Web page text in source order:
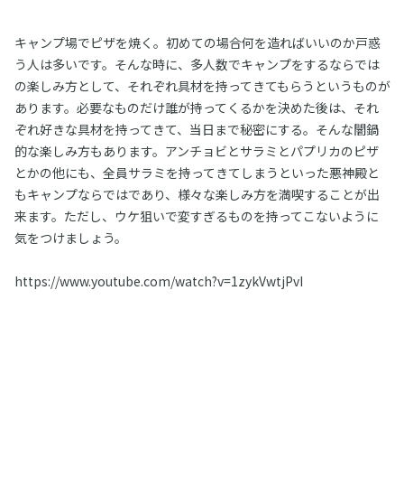
キャンプ場でピザを焼く。初めての場合何を造ればいいのか戸惑
う人は多いです。そんな時に、多人数でキャンプをするならでは
の楽しみ方として、それぞれ具材を持ってきてもらうというものが
あります。必要なものだけ誰が持ってくるかを決めた後は、それ
ぞれ好きな具材を持ってきて、当日まで秘密にする。そんな闇鍋
的な楽しみ方もあります。アンチョビとサラミとパプリカのピザ
とかの他にも、全員サラミを持ってきてしまうといった悪神殿と
もキャンプならではであり、様々な楽しみ方を満喫することが出
来ます。ただし、ウケ狙いで変すぎるものを持ってこないように
気をつけましょう。
https://www.youtube.com/watch?v=1zykVwtjPvI